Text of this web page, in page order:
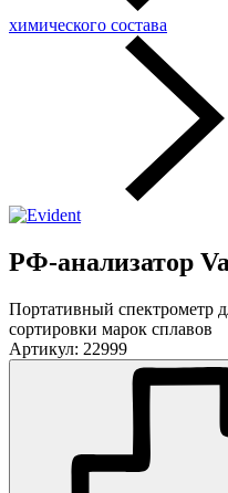
химического состава
РФ-анализатор
Портативный спектрометр
сортировки марок сплавов
Артикул: 22999